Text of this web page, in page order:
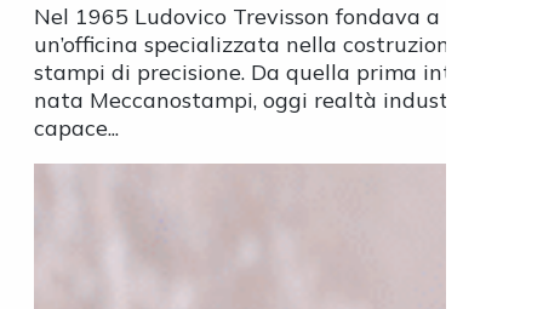
Nel 1965 Ludovico Trevisson fondava a Limana
un’officina specializzata nella costruzione di
stampi di precisione. Da quella prima intuizione è
nata Meccanostampi, oggi realtà industriale
capace...